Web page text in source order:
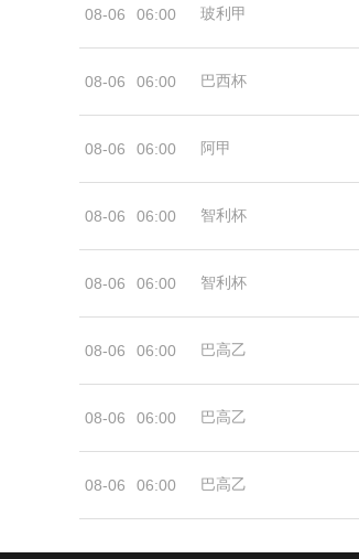
08-06 06:00 玻利甲
08-06 06:00 巴西杯
08-06 06:00 阿甲
08-06 06:00 智利杯
08-06 06:00 智利杯
08-06 06:00 巴高乙
08-06 06:00 巴高乙
08-06 06:00 巴高乙